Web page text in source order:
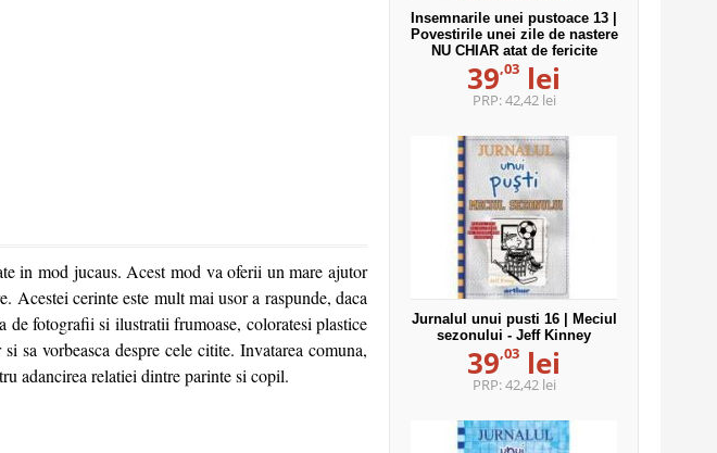
in mod jucaus. Acest mod va oferii un mare ajutor
Acestei cerinte este mult mai usor a raspunde, daca
de fotografii si ilustratii frumoase, coloratesi plastice
sa vorbeasca despre cele citite. Invatarea comuna,
adancirea relatiei dintre parinte si copil.
Insemnarile unei pustoace 13 |
Povestirile unei zile de nastere
NU CHIAR atat de fericite
39,03 lei
PRP:42,42 lei
Jurnalul unui pusti 16 | Meciul
sezonului - Jeff Kinney
39,03 lei
PRP:42,42 lei